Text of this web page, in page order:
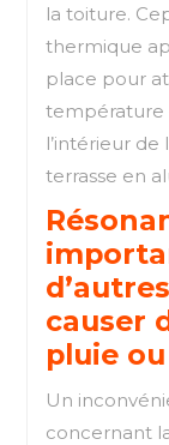
la toiture.
thermique
place pour
température
l’intérieur
terrasse en
causer
pluie
Un
concernant